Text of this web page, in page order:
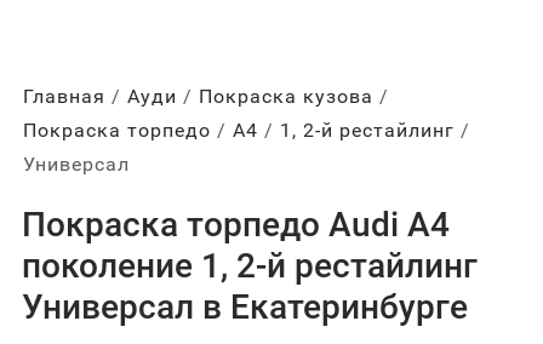
Главная Ауди
Покраска кузова
Покраска торпедо
А4
1, 2-й рестайлинг
Универсал
Покраска торпедо Audi A4
поколение 1, 2-й рестайлинг
Универсал в Екатеринбурге